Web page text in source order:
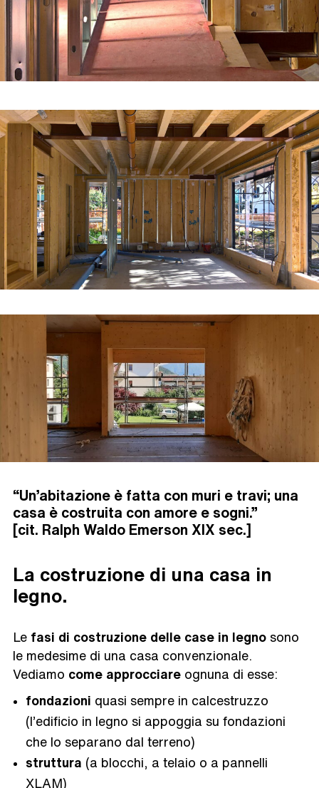
“Un’abitazione è fatta con muri e travi; una
casa è costruita con amore e sogni.”
[cit. Ralph Waldo Emerson XIX sec.]
La costruzione di una casa in
legno.
Le fasi di costruzione delle case in legno sono
le medesime di una casa convenzionale.
Vediamo come approcciare ognuna di esse:
fondazioni quasi sempre in calcestruzzo
(l’edificio in legno si appoggia su fondazioni
che lo separano dal terreno)
struttura (a blocchi, a telaio o a pannelli
XLAM)